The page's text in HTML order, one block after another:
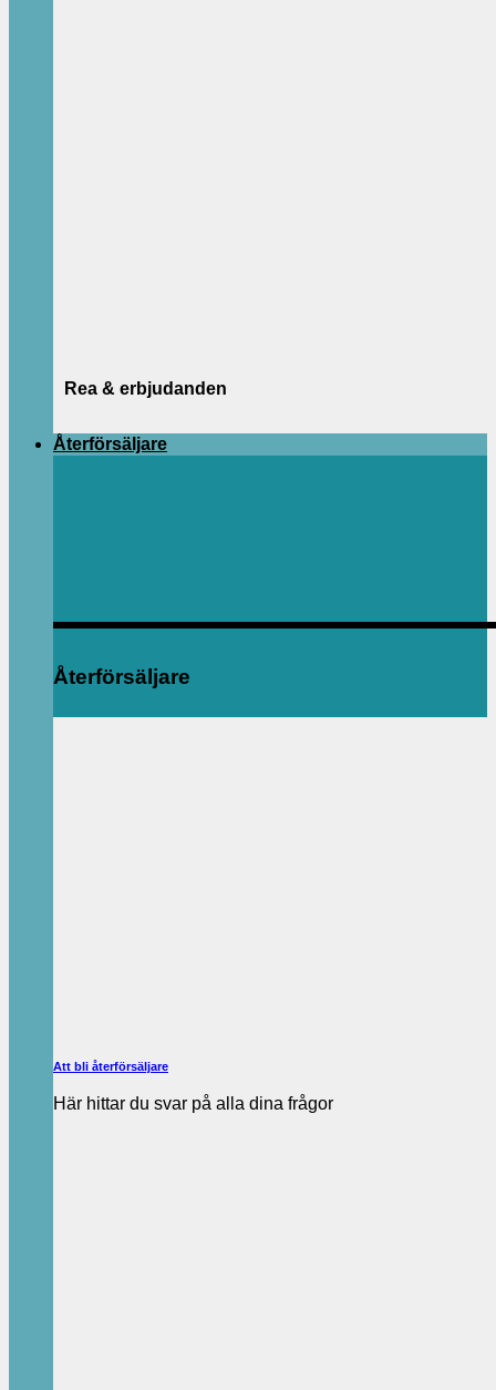
Rea & erbjudanden
Återförsäljare
Återförsäljare
Att bli återförsäljare
Här hittar du svar på alla dina frågor